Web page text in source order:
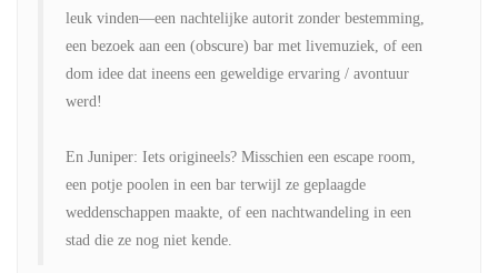
leuk vinden—een nachtelijke autorit zonder bestemming,
een bezoek aan een (obscure) bar met livemuziek, of een
dom idee dat ineens een geweldige ervaring / avontuur
werd!
En Juniper: Iets origineels? Misschien een escape room,
een potje poolen in een bar terwijl ze geplaagde
weddenschappen maakte, of een nachtwandeling in een
stad die ze nog niet kende.